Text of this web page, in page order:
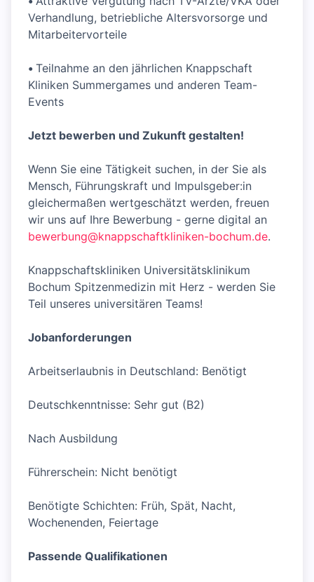
Verhandlung, betriebliche Altersvorsorge und
Mitarbeitervorteile
• Teilnahme an den jährlichen Knappschaft
Kliniken Summergames und anderen Team-
Events
Jetzt bewerben und Zukunft gestalten!
Wenn Sie eine Tätigkeit suchen, in der Sie als
Mensch, Führungskraft und Impulsgeber:in
gleichermaßen wertgeschätzt werden, freuen
wir uns auf Ihre Bewerbung - gerne digital an
bewerbung@knappschaftkliniken-bochum.de.
Knappschaftskliniken Universitätsklinikum
Bochum Spitzenmedizin mit Herz - werden Sie
Teil unseres universitären Teams!
Jobanforderungen
Arbeitserlaubnis in Deutschland: Benötigt
Deutschkenntnisse: Sehr gut (B2)
Nach Ausbildung
Führerschein: Nicht benötigt
Benötigte Schichten: Früh, Spät, Nacht,
Wochenenden, Feiertage
Passende Qualifikationen